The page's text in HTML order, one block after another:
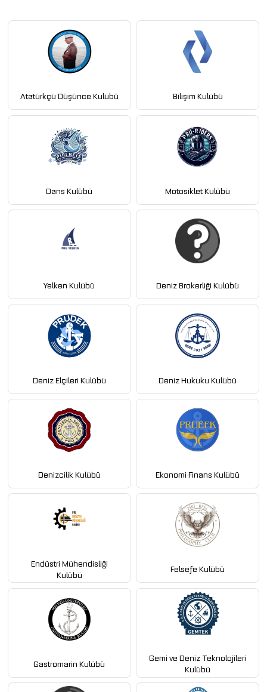
Atatürkçü Düşünce Kulübü Bilişim Kulübü
Dans Kulübü Motosiklet Kulübü
Yelken Kulübü Deniz Brokerliği Kulübü
Deniz Elçileri Kulübü Deniz Hukuku Kulübü
Denizcilik Kulübü Ekonomi Finans Kulübü
Endüstri Mühendisliği
Kulübü
Felsefe Kulübü
Gastromarin Kulübü
Gemi ve Deniz Teknolojileri
Kulübü